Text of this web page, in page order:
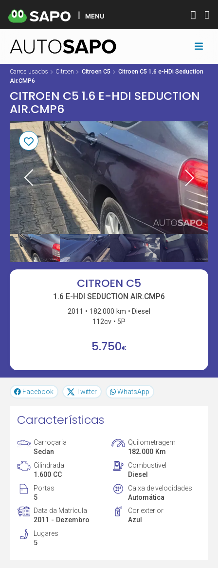
MENU
Carros usados Citroen Citroen C5
Citroen C5 1.6 e-HDi Seduction
Air.CMP6
CITROEN C5 1.6 E-HDI SEDUCTION
AIR.CMP6
CITROEN C5
1.6 E-HDI SEDUCTION AIR.CMP6
2011 182.000 km
Diesel
112cv
5P
5.750€
Facebook Twitter WhatsApp
Características
Carroçaria
Sedan
Quilometragem
182.000 Km
Cilindrada
1.600 CC
Combustível
Diesel
Portas
5
Caixa de velocidades
Automática
Data da Matrícula
2011 - Dezembro
Cor exterior
Azul
Lugares
5